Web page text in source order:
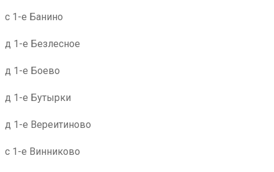
с 1-е Банино
д 1-е Безлесное
д 1-е Боево
д 1-е Бутырки
д 1-е Вереитиново
с 1-е Винниково